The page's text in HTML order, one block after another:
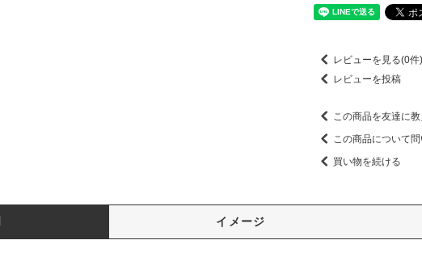
レビューを見る(0件)
レビューを投稿
この商品を友達に
この商品について
買い物を続ける
イメージ